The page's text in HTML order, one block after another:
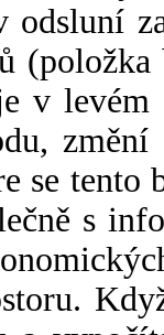
v
se tento
s